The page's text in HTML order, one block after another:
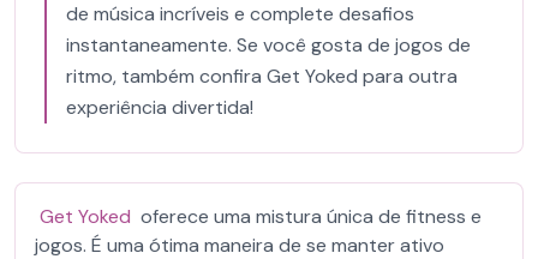
de música incríveis e complete desafios
instantaneamente. Se você gosta de jogos de
ritmo, também confira Get Yoked para outra
experiência divertida!
Get Yoked oferece uma mistura única de fitness e
jogos. É uma ótima maneira de se manter ativo